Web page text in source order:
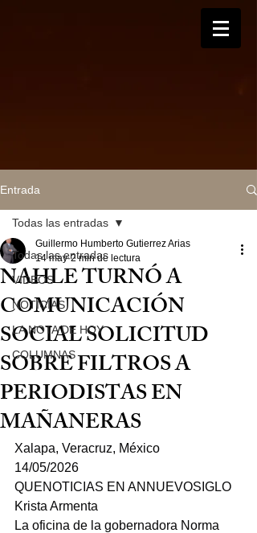
Entrada
Todas las entradas
VIDEOS
NOTICIAS
LA NOTA DE HOY
COLUMNAS
Todas las entradas
NAHLE TURNÓ A
COMUNICACIÓN
SOCIAL SOLICITUD
SOBRE FILTROS A
PERIODISTAS EN
MAÑANERAS
Guillermo Humberto Gutierrez Arias
14 may 2 min de lectura
Xalapa, Veracruz, México
14/05/2026
QUENOTICIAS EN ANNUEVOSIGLO
Krista Armenta
La oficina de la gobernadora Norma